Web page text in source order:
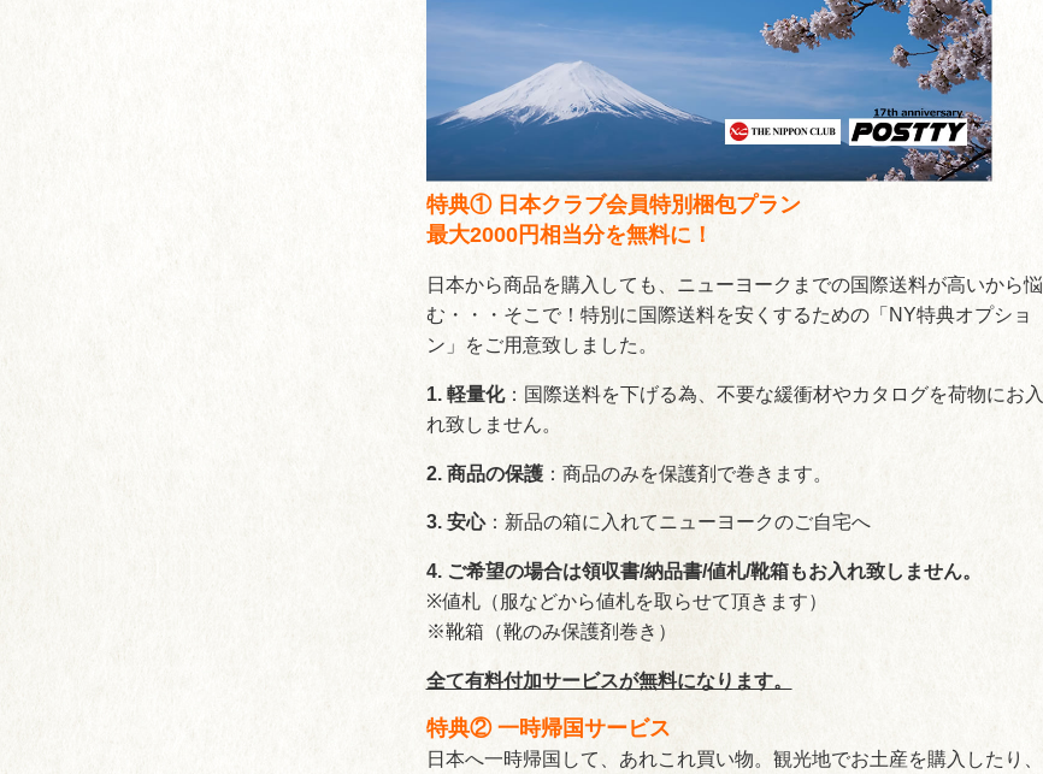
特典① 日本クラブ会員特別梱包プラン
最大2000円相当分を無料に！
日本から商品を購入しても、ニューヨークまでの国際送料が高いから悩
む・・・そこで！特別に国際送料を安くするための「NY特典オプショ
ン」をご用意致しました。
1. 軽量化：国際送料を下げる為、不要な緩衝材やカタログを荷物にお入
れ致しません。
2. 商品の保護：商品のみを保護剤で巻きます。
3. 安心：新品の箱に入れてニューヨークのご自宅へ
4. ご希望の場合は領収書/納品書/値札/靴箱もお入れ致しません。
※値札（服などから値札を取らせて頂きます）
※靴箱（靴のみ保護剤巻き）
全て有料付加サービスが無料になります。
特典② 一時帰国サービス
日本へ一時帰国して、あれこれ買い物。観光地でお土産を購入したり、